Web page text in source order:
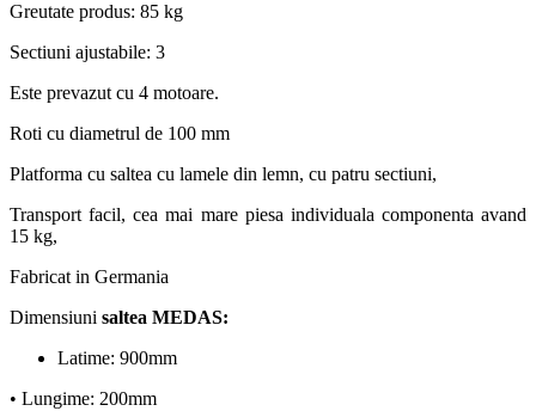
Greutate produs: 85 kg
Sectiuni ajustabile: 3
Este prevazut cu 4 motoare.
Roti cu diametrul de 100 mm
Platforma cu saltea cu lamele din lemn, cu patru sectiuni,
Transport facil, cea mai mare piesa individuala componenta avand
15 kg,
Fabricat in Germania
Dimensiuni saltea MEDAS:
Latime: 900mm
• Lungime: 200mm